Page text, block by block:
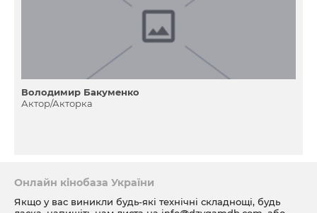
Володимир Бакуменко
Актор/Акторка
Онлайн кінобаза України
Якщо у вас виникли будь-які технічні складнощі, будь